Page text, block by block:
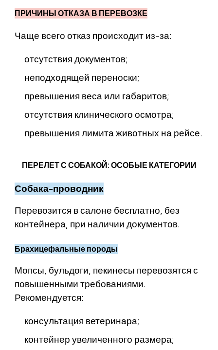
ПРИЧИНЫ ОТКАЗА В ПЕРЕВОЗКЕ
Чаще всего отказ происходит из-за:
отсутствия документов;
неподходящей переноски;
превышения веса или габаритов;
отсутствия клинического осмотра;
превышения лимита животных на рейсе.
ПЕРЕЛЕТ С СОБАКОЙ: ОСОБЫЕ КАТЕГОРИИ
Собака-проводник
Перевозится в салоне бесплатно, без
контейнера, при наличии документов.
Брахицефальные породы
Мопсы, бульдоги, пекинесы перевозятся с
повышенными требованиями.
Рекомендуется:
консультация ветеринара;
контейнер увеличенного размера;